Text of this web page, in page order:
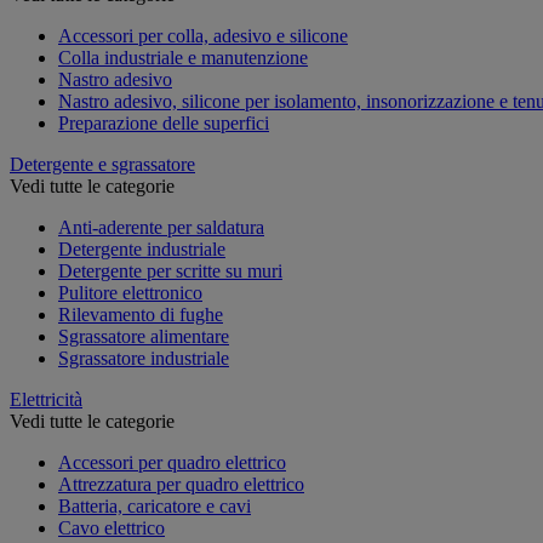
Accessori per colla, adesivo e silicone
Colla industriale e manutenzione
Nastro adesivo
Nastro adesivo, silicone per isolamento, insonorizzazione e
Preparazione delle superfici
Detergente e sgrassatore
Vedi tutte le categorie
Anti-aderente per saldatura
Detergente industriale
Detergente per scritte su muri
Pulitore elettronico
Rilevamento di fughe
Sgrassatore alimentare
Sgrassatore industriale
Elettricità
Vedi tutte le categorie
Accessori per quadro elettrico
Attrezzatura per quadro elettrico
Batteria, caricatore e cavi
Cavo elettrico